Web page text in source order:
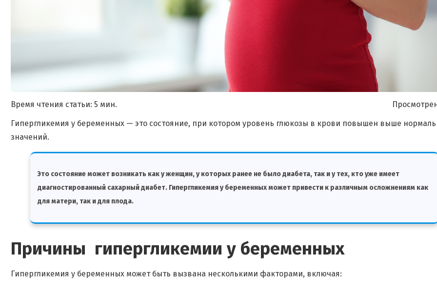
Время чтения статьи: 5 мин.
Гипергликемия у беременных — это состояние, при котором уровень глюкозы в крови повышен выше
значений.
Это состояние может возникать как у женщин, у которых ранее не было диабета, так и у тех, кто уже имеет
диагностированный сахарный диабет. Гипергликемия у беременных может привести к различным осложнениям как
для матери, так и для плода.
Причины гипергликемии у беременных
Гипергликемия у беременных может быть вызвана несколькими факторами, включая: